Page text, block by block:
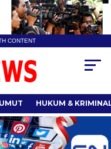
CONTENT
HUKUM &